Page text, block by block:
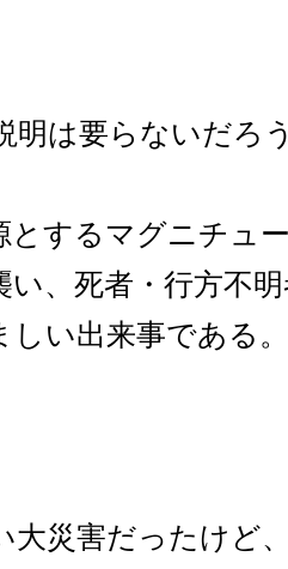
明は要らないだろ
とするマグニチュ
い、死者・行方不
しい出来事である。
大災害だったけど